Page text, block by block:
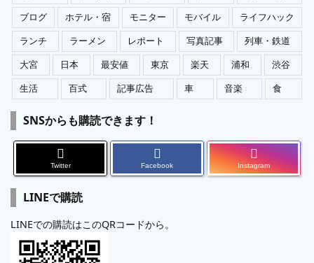
ブログ
ホテル・宿 モニター モバイル
ライフハック
ランチ
ラーメン レポート 写真記事
列車・鉄道
大宮
日本 最安値 東京 楽天 浦和
渋谷
生活
百式 記事広告 車 音楽 食
SNSからも購読できます！
Twitter Facebook Instagram
LINEで購読
LINEでの購読はこのQRコードから。